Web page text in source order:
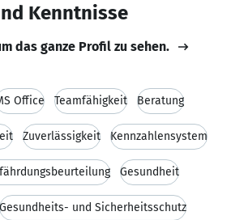
Kenntnisse
das ganze Profil zu sehen.
Office Teamfähigkeit Beratung
Zuverlässigkeit Kennzahlensystem
Gesundheit
Gesundheits- und Sicherheitsschutz